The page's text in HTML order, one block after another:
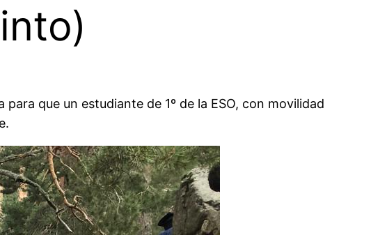
para que un estudiante de 1º de la ESO, con movilidad